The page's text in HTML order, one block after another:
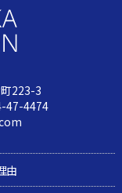
223-3
47-4474
由